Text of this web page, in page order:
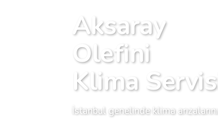
Aksaray
Olefini
Klima
İstanbul genelinde klima